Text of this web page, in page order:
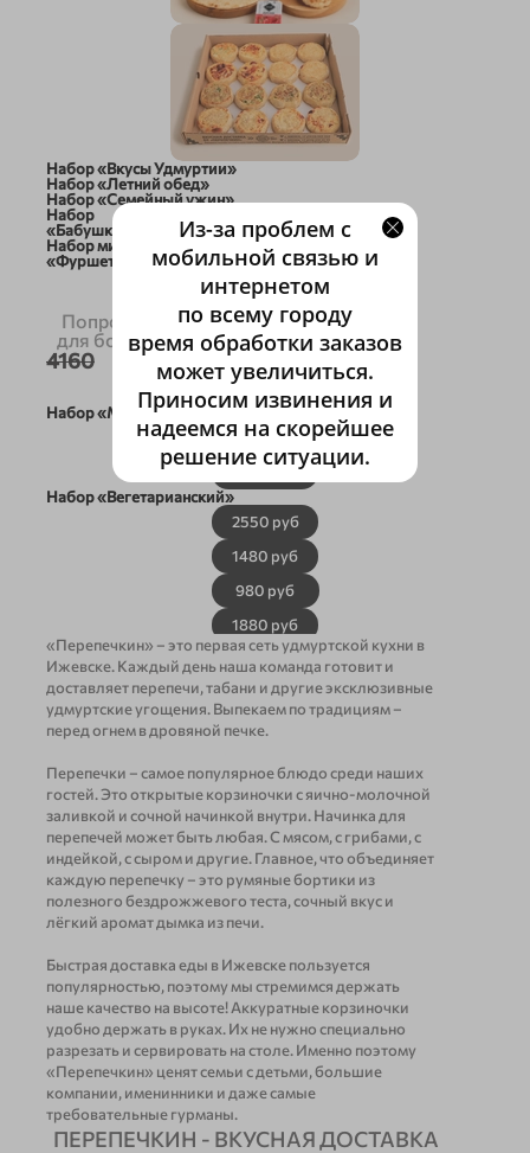
Из-за проблем с
мобильной связью и
интернетом
по всему городу
время обработки заказов
может увеличиться.
Приносим извинения и
надеемся на скорейшее
решение ситуации.
Набор «Вкусы Удмуртии»
Набор «Летний обед»
Набор «Семейный ужин»
Набор
«Бабушкины перепечи»
Набор мини-перепечей
«Фуршетный»
НАБОРЫ
Попробуйте хиты от «Перепечкин»
для больших и маленьких компаний!
4160
3960 руб
Набор «Мясной»
1980 руб
2800 руб
Набор «Вегетарианский»
2550 руб
1480 руб
980 руб
1880 руб
Блины с мясом 6 шт,
блины с творогом и персиками - 6 шт.
пельняни с мясом 0.8 кг
Набор "Мамины секреты"
1450
руб
Пельмени 0,8 кг. Блины с мясом.
Блины с малиной и шоколадом.
Блины с ветчиной и сыром.
Корзиночки 20 шт.
Набор "Вкусно и просто"
2270 руб
2518
«Перепечкин» ‒ это первая сеть удмуртской кухни в
Ижевске. Каждый день наша команда готовит и
доставляет перепечи, табани и другие эксклюзивные
удмуртские угощения. Выпекаем по традициям ‒
перед огнем в дровяной печке.
Перепечки ‒ самое популярное блюдо среди наших
гостей. Это открытые корзиночки с яично-молочной
заливкой и сочной начинкой внутри. Начинка для
перепечей может быть любая. С мясом, с грибами, с
индейкой, с сыром и другие. Главное, что объединяет
каждую перепечку ‒ это румяные бортики из
полезного бездрожжевого теста, сочный вкус и
лёгкий аромат дымка из печи.
Быстрая доставка еды в Ижевске пользуется
популярностью, поэтому мы стремимся держать
наше качество на высоте! Аккуратные корзиночки
удобно держать в руках. Их не нужно специально
разрезать и сервировать на столе. Именно поэтому
«Перепечкин» ценят семьи с детьми, большие
компании, именинники и даже самые
требовательные гурманы.
ПЕРЕПЕЧКИН - ВКУСНАЯ ДОСТАВКА